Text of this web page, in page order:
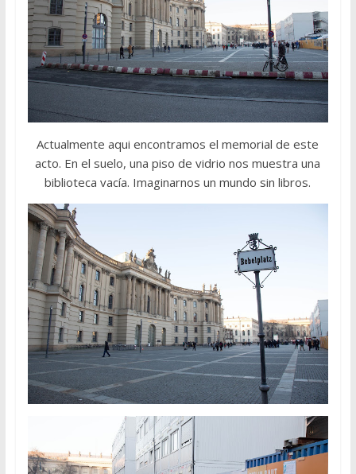
Actualmente aqui encontramos el memorial de este
acto. En el suelo, una piso de vidrio nos muestra una
biblioteca vacía. Imaginarnos un mundo sin libros.